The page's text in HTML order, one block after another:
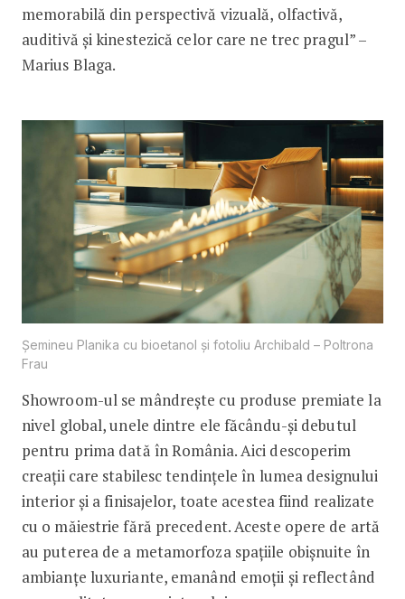
memorabilă din perspectivă vizuală, olfactivă,
auditivă și kinestezică celor care ne trec pragul” –
Marius Blaga.
Șemineu Planika cu bioetanol și fotoliu Archibald – Poltrona
Frau
Showroom-ul se mândrește cu produse premiate la
nivel global, unele dintre ele făcându-și debutul
pentru prima dată în România. Aici descoperim
creații care stabilesc tendințele în lumea designului
interior și a finisajelor, toate acestea fiind realizate
cu o măiestrie fără precedent. Aceste opere de artă
au puterea de a metamorfoza spațiile obișnuite în
ambianțe luxuriante, emanând emoții și reflectând